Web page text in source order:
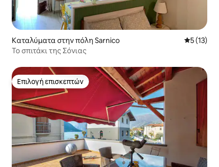
Καταλύματα στην πόλη Sarnico Μέση
5 (13)
Το σπιτάκι της Σόνιας
Επιλογή επισκεπτών
Επιλογή επισκεπτών